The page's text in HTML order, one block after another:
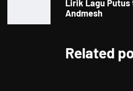
Lirik Lagu
Andmesh
Related